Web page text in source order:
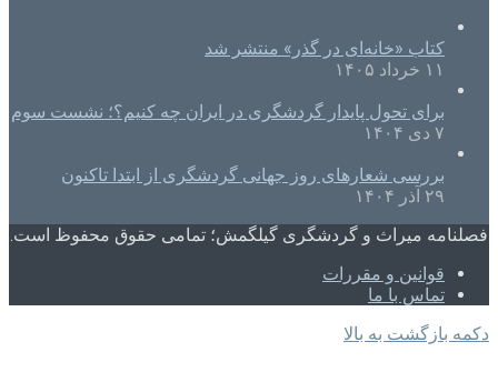
کتاب «خانه‌ای در گذر» منتشر شد
۱۱ خرداد ۱۴۰۵
برای تحول پایدار گردشگری در ایران چه کنیم؟؛ نشست سوم
۷ دی ۱۴۰۴
بررسی شعارهای روز جهانی گردشگری از ابتدا تاکنون
۲۹ آذر ۱۴۰۴
فصلنامه میراث و گردشگری گیلگمش؛ تمامی حقوق محفوظ است.
قوانین و مقررات
تماس با ما
دکمه بازگشت به بالا